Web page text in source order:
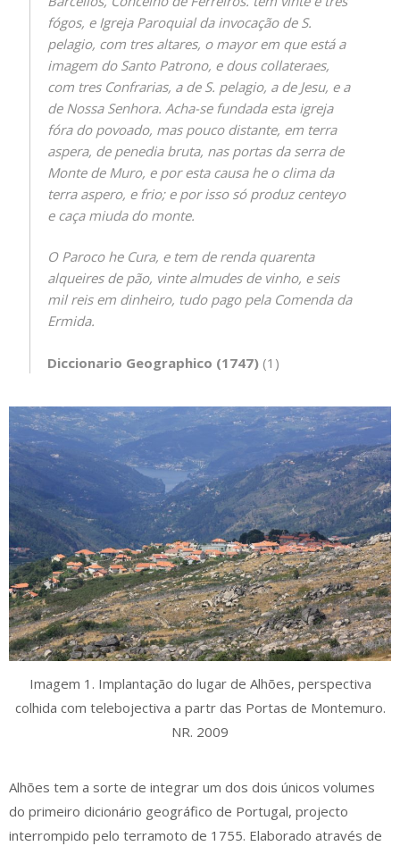
fógos, e Igreja Paroquial da invocação de S.
pelagio, com tres altares, o mayor em que está a
imagem do Santo Patrono, e dous collateraes,
com tres Confrarias, a de S. pelagio, a de Jesu, e a
de Nossa Senhora. Acha-se fundada esta igreja
fóra do povoado, mas pouco distante, em terra
aspera, de penedia bruta, nas portas da serra de
Monte de Muro, e por esta causa he o clima da
terra aspero, e frio; e por isso só produz centeyo
e caça miuda do monte.
O Paroco he Cura, e tem de renda quarenta
alqueires de pão, vinte almudes de vinho, e seis
mil reis em dinheiro, tudo pago pela Comenda da
Ermida.
Diccionario Geographico (1747) (1)
Imagem 1. Implantação do lugar de Alhões, perspectiva
colhida com telebojectiva a partr das Portas de Montemuro.
NR. 2009
Alhões tem a sorte de integrar um dos dois únicos volumes
do primeiro dicionário geográfico de Portugal, projecto
interrompido pelo terramoto de 1755. Elaborado através de